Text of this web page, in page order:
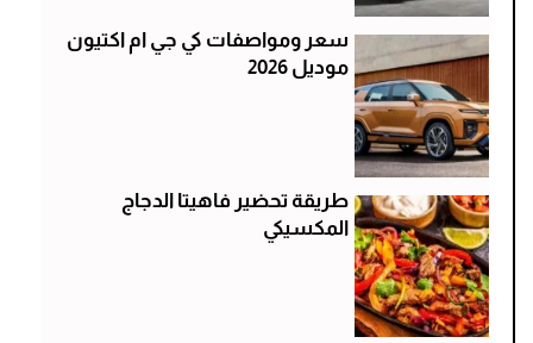
سعر ومواصفات كي جي ام اكتيون
موديل 2026
طريقة تحضير فاهيتا الدجاج
المكسيكي